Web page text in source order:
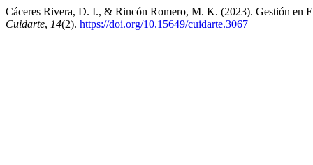
Cáceres Rivera, D. I., & Rincón Romero, M. K. (2023). Gestión en
Cuidarte, 14(2). https://doi.org/10.15649/cuidarte.3067